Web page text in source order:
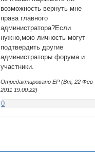
возможность вернуть мне
права главного
администратора?Если
нужно,мою личность могут
подтвердить другие
администраторы форума и
участники.
Отредактировано ЕР (Вт, 22 Фев
2011 19:00:22)
0